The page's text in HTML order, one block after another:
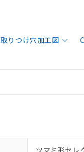
取りつけ穴加工図
ツマミ形セレ